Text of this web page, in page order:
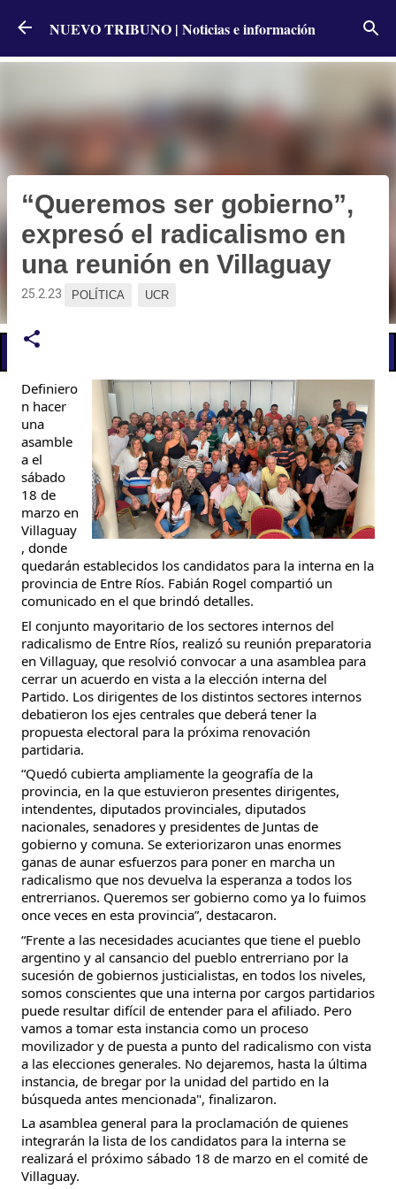
Ir al contenido principal
NUEVO TRIBUNO | Noticias e información
📢 LO ÚLTIMO
“Queremos ser gobierno”,
expresó el radicalismo en
una reunión en Villaguay
25.2.23 POLÍTICA UCR
Definiero
n hacer
una
asamble
a el
sábado
18 de
marzo en
Villaguay
, donde
quedarán establecidos los candidatos para la interna en la
provincia de Entre Ríos. Fabián Rogel compartió un
comunicado en el que brindó detalles.
El conjunto mayoritario de los sectores internos del
radicalismo de Entre Ríos, realizó su reunión preparatoria
en Villaguay, que resolvió convocar a una asamblea para
cerrar un acuerdo en vista a la elección interna del
Partido. Los dirigentes de los distintos sectores internos
debatieron los ejes centrales que deberá tener la
propuesta electoral para la próxima renovación
partidaria.
“Quedó cubierta ampliamente la geografía de la
provincia, en la que estuvieron presentes dirigentes,
intendentes, diputados provinciales, diputados
nacionales, senadores y presidentes de Juntas de
gobierno y comuna. Se exteriorizaron unas enormes
ganas de aunar esfuerzos para poner en marcha un
radicalismo que nos devuelva la esperanza a todos los
entrerrianos. Queremos ser gobierno como ya lo fuimos
once veces en esta provincia”, destacaron.
“Frente a las necesidades acuciantes que tiene el pueblo
argentino y al cansancio del pueblo entrerriano por la
sucesión de gobiernos justicialistas, en todos los niveles,
somos conscientes que una interna por cargos partidarios
puede resultar difícil de entender para el afiliado. Pero
vamos a tomar esta instancia como un proceso
movilizador y de puesta a punto del radicalismo con vista
a las elecciones generales. No dejaremos, hasta la última
instancia, de bregar por la unidad del partido en la
búsqueda antes mencionada", finalizaron.
La asamblea general para la proclamación de quienes
integrarán la lista de los candidatos para la interna se
realizará el próximo sábado 18 de marzo en el comité de
Villaguay.